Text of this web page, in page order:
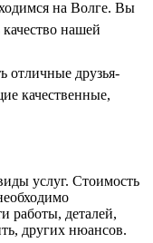
на Волге. Вы
нашей
отличные друзья-
качественные,
услуг. Стоимость
работы, деталей,
других нюансов.